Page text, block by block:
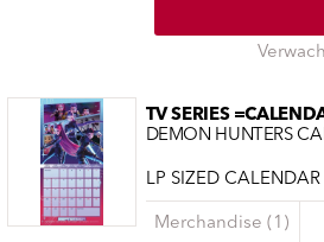
TV SERIES
DEMON HUNTERS
LP SIZED CALENDAR
Merchandise (1)